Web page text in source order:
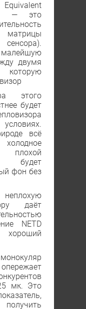
— это
двумя
которую
этого
будет
всё
будет
фон без
даёт
NETD
мк. Это